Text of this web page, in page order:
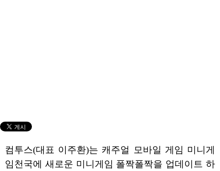
컴투스(대표 이주환)는 캐주얼 모바일 게임 미니게
임천국에 새로운 미니게임 폴짝폴짝을 업데이트 하